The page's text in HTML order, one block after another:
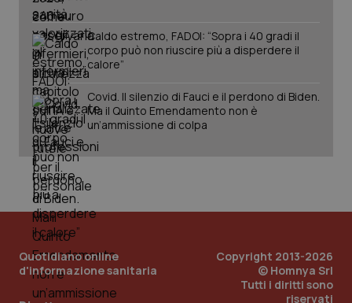
Caldo estremo, FADOI: “Sopra i 40 gradi il
corpo può non riuscire più a disperdere il
calore”
Covid. Il silenzio di Fauci e il perdono di Biden.
Ma il Quinto Emendamento non è
un’ammissione di colpa
Quotidiano online
d'informazione sanitaria
Copyright 2013-2026
© Homnya Srl
Tutti i diritti sono
riservati
Nome
Fornitore
Nome
__Secure-YNID
5 mesi 4